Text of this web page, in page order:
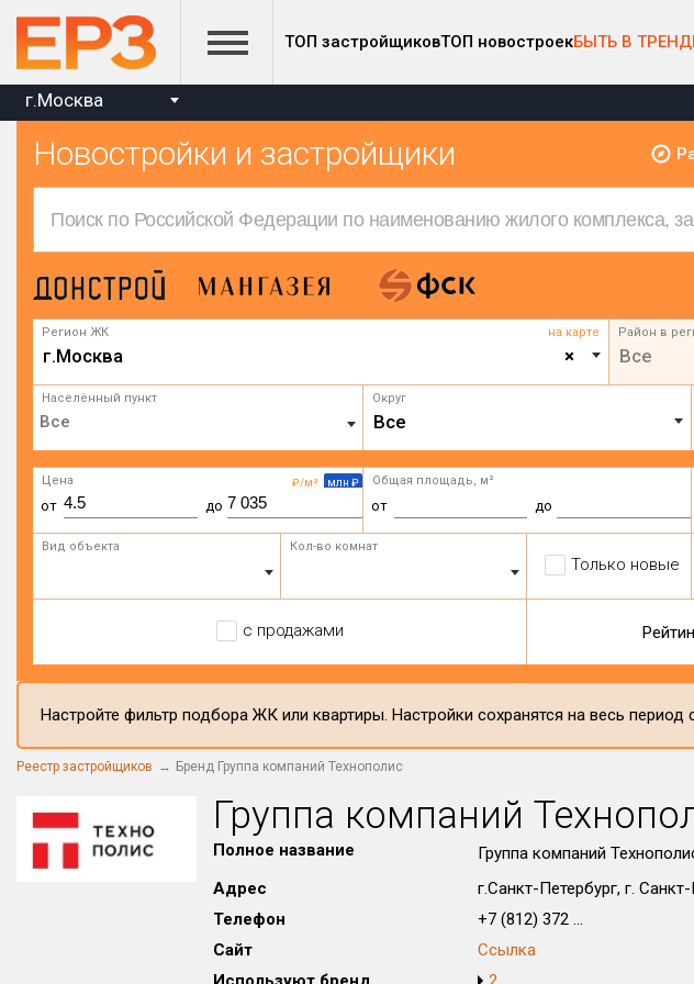
ТОП застройщиковТОП новостроекБЫТЬ В
г.Москва
Новостройки и застройщики
Регион ЖК на карте
×
г.Москва
Район в
Все
Населённый пункт Округ
Все
₽/м² млн ₽
Цена
от до
Общая площадь, м²
от до
Вид объекта Кол-во комнат
Только новые
с продажами
Настройте фильтр подбора ЖК или квартиры. Настройки сохранятся на весь
Реестр застройщиков Бренд Группа компаний Технополис
Группа компаний
Полное название
Группа компаний
Адрес
г.Санкт-Петербург, г.
Телефон
+7 (812) 372 ...
Сайт
Ссылка